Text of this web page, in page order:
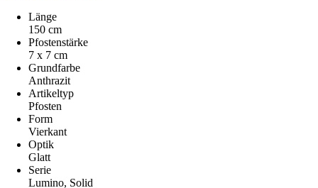
Länge
150 cm
Pfostenstärke
7 x 7 cm
Grundfarbe
Anthrazit
Artikeltyp
Pfosten
Form
Vierkant
Optik
Glatt
Serie
Lumino, Solid